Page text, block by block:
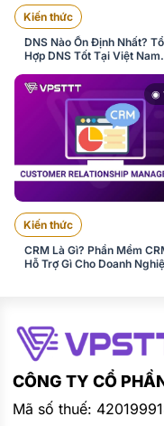
Kiến thức
DNS Nào Ổn Định Nhất?
Hợp DNS Tốt Tại Việt Nam
◉
Kiến thức
CRM Là Gì? Phần Mềm
Hỗ Trợ Gì Cho Doanh
CÔNG TY CỔ
Mã số thuế: